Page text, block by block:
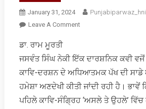
January 31, 2024
Leave A CommentOn
ਨੇਕੀ
ਕਾਵਿ
ਦਾ
ਪਰਿਪੇਖ
ਡਾ. ਰਾਮ ਮੂਰਤੀ
ਜਸਵੰਤ ਸਿੰਘ ਨੇਕੀ ਇੱਕ ਦਾਰਸ਼ਨਿਕ ਕਵੀ
ਕਾਵਿ-ਦਰਸ਼ਨ ਦੇ ਅਧਿਆਤਮਕ ਪੱਖ ਦੀ
ਹਮੇਸ਼ਾ ਅਣਦੇਖੀ ਕੀਤੀ ਜਾਂਦੀ ਰਹੀ ਹੈ।
ਪਹਿਲੇ ਕਾਵਿ-ਸੰਗ੍ਰਿਹ ‘ਅਸਲੇ ਤੇ ਉਹਲੇ’